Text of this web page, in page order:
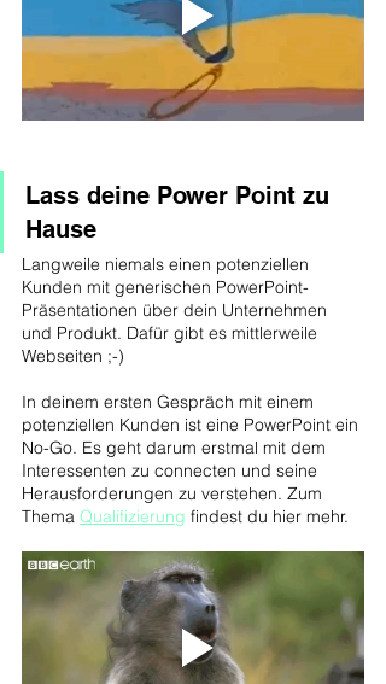
Lass deine Power Point zu
Hause
Langweile niemals einen potenziellen
Kunden mit generischen PowerPoint-
Präsentationen über dein Unternehmen
und Produkt. Dafür gibt es mittlerweile
Webseiten ;-)
In deinem ersten Gespräch mit einem
potenziellen Kunden ist eine PowerPoint ein
No-Go. Es geht darum erstmal mit dem
Interessenten zu connecten und seine
Herausforderungen zu verstehen. Zum
Thema Qualifizierung findest du hier mehr.